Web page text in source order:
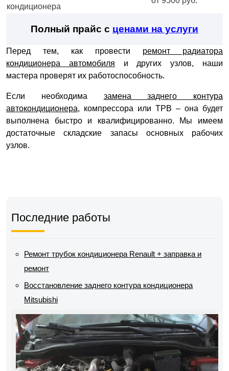
кондиционера
Полный прайс с ценами на услуги
Перед тем, как провести ремонт радиатора
кондиционера автомобиля и других узлов, наши
мастера проверят их работоспособность.
Если необходима замена заднего контура
автокондиционера, компрессора или ТРВ – она будет
выполнена быстро и квалифицированно. Мы имеем
достаточные складские запасы основных рабочих
узлов.
Последние работы
Ремонт трубок кондиционера Renault + заправка и
ремонт
Восстановление заднего контура кондиционера
Mitsubishi